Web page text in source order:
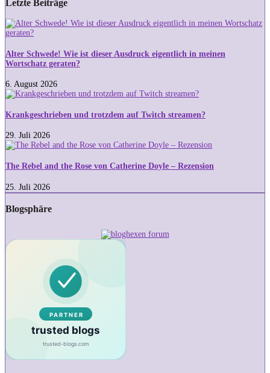
Letzte Beiträge
Alter
Schwede!
ist
dieser
eigentlich
in
meinen
Wortschatz
geraten?
Alter Schwede! Wie ist dieser Ausdruck eigentlich in meinen
Wortschatz geraten?
6. August 2026
Krankgeschrieben
trotzdem
Twitch
streamen?
Krankgeschrieben und trotzdem auf Twitch streamen?
29. Juli 2026
The
and
Rose
von
Doyle
The Rebel and the Rose von Catherine Doyle – Rezension
25. Juli 2026
Blogsphäre